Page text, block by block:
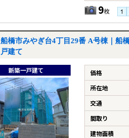
9枚
船橋市みやぎ台4丁目29番 A号棟｜船
戸建て
新築一戸建て 価格
所在地
交通
間取り
建物面積